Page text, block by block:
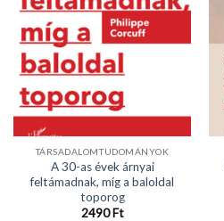
TÁRSADALOMTUDOMÁNYOK
A 30-as évek árnyai
feltámadnak, míg a baloldal
toporog
2490Ft